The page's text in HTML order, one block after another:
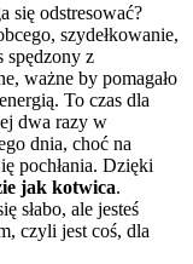
się odstresować?
szydełkowanie,
spędzony z
ważne by pomagało
To czas dla
dwa razy w
dnia, choć na
pochłania. Dzięki
jak kotwica.
słabo, ale jesteś
czyli jest coś, dla